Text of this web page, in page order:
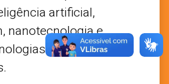
artificial,
nanotecnologia e
habilitadoras e